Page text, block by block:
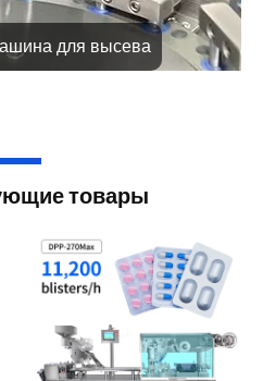
для высева
товары